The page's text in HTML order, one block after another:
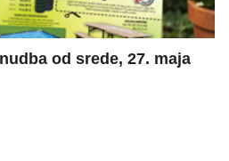
od srede, 27. maja